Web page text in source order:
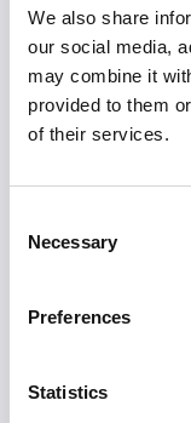
We also share
our social media,
may combine it
provided to them
of their services.
Selection
Necessary
Preferences
Statistics
Visa fler artiklar
Jobb för dig